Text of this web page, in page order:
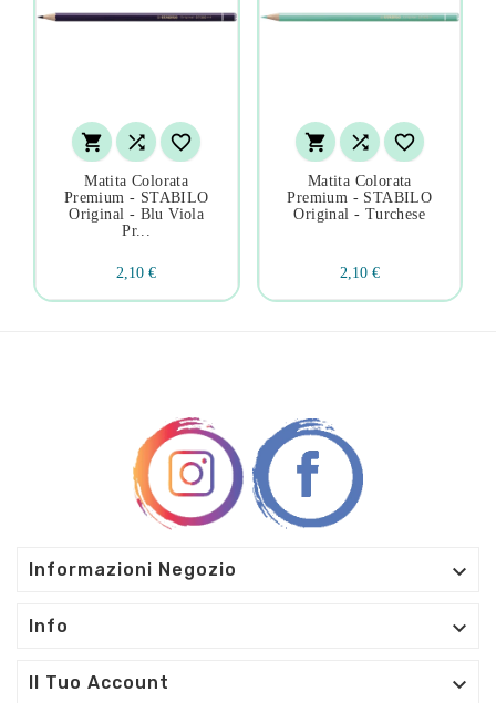
  
Matita Colorata
Premium - STABILO
Original - Blu Viola
Pr...
2,10 €
  
Matita Colorata
Premium - STABILO
Original - Turchese
2,10 €
Informazioni Negozio 
Info 
Il Tuo Account 